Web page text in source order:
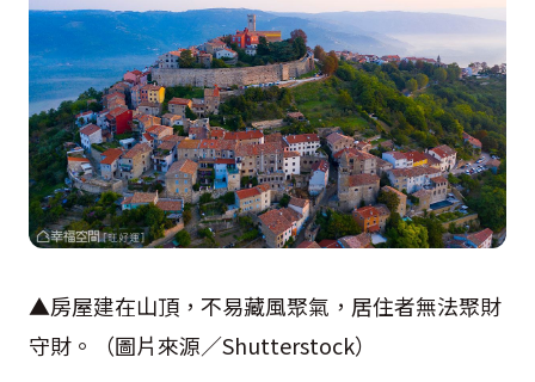
▲房屋建在山頂，不易藏風聚氣，居住者無法聚財
守財。（圖片來源／Shutterstock）